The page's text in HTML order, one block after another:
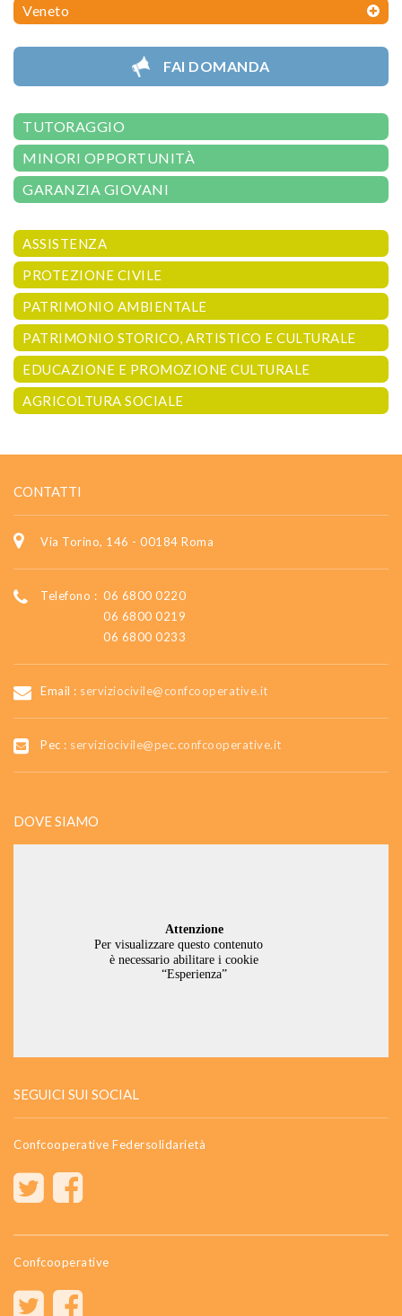
Veneto
FAI DOMANDA
TUTORAGGIO
MINORI OPPORTUNITÀ
GARANZIA GIOVANI
ASSISTENZA
PROTEZIONE CIVILE
PATRIMONIO AMBIENTALE
PATRIMONIO STORICO, ARTISTICO E CULTURALE
EDUCAZIONE E PROMOZIONE CULTURALE
AGRICOLTURA SOCIALE
CONTATTI
Via Torino, 146 - 00184 Roma
Telefono : 06 6800 0220
06 6800 0219
06 6800 0233
Email : serviziocivile@confcooperative.it
Pec : serviziocivile@pec.confcooperative.it
DOVE SIAMO
SEGUICI SUI SOCIAL
Confcooperative Federsolidarietà
Confcooperative